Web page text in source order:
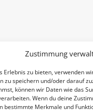
Zustimmung
Erlebnis zu bieten, verwenden
zu speichern und/oder darauf
können wir Daten wie das
Wenn du deine
bestimmte Merkmale und